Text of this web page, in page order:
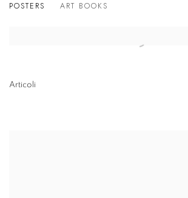
POSTERS ART BOOKS
Articoli